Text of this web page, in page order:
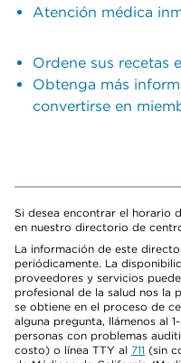
Atención médica
Ordene sus recetas
Obtenga más
convertirse en
Si desea encontrar el horario
en nuestro directorio de
La información de este
periódicamente. La
proveedores y servicios
profesional de la salud nos la
se obtiene en el proceso de
alguna pregunta, llámenos al
personas con problemas
costo) o línea TTY al 711 (sin